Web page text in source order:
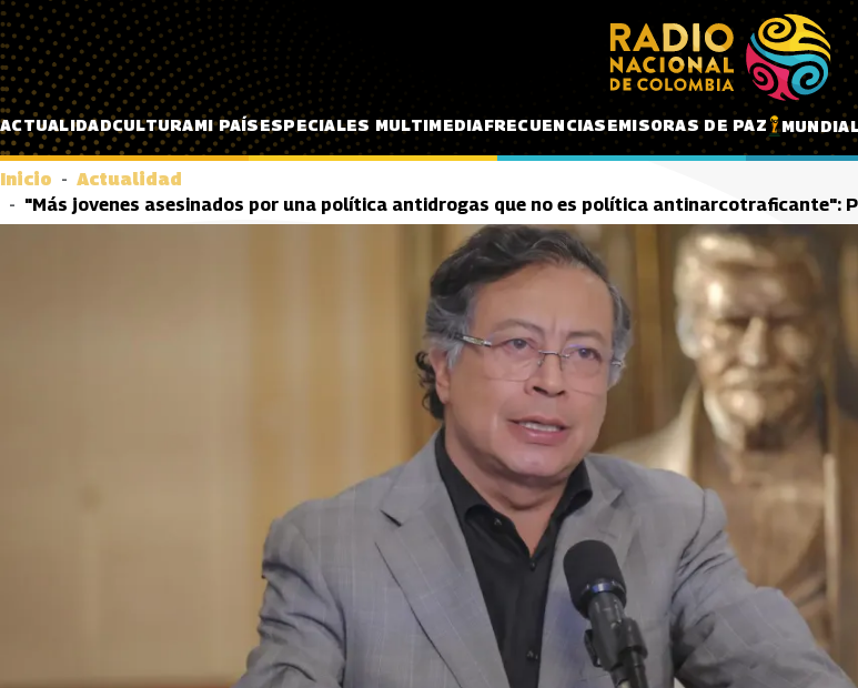
Pasar al contenido principal
ACTUALIDADCULTURAMI PAÍSESPECIALES MULTIMEDIAFRECUENCIASEMISORAS DE PAZ
Inicio
Actualidad
"Más jovenes asesinados por una política antidrogas que no es política antinarcotraficante":